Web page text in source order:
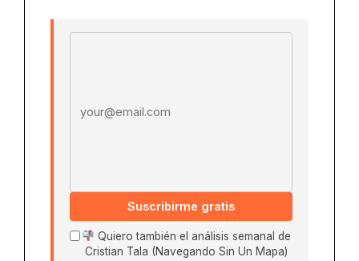
Suscribirme gratis
Quiero también el análisis semanal de
Cristian Tala (Navegando Sin Un Mapa)